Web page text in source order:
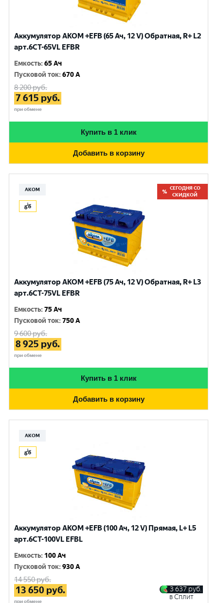
Аккумулятор AKOM +EFB (65 Ач, 12 V) Обратная, R+ L2
арт.6CT-65VL EFBR
Емкость:65 Ач
Пусковой ток:670 A
8 200руб.
7 615 руб.
при обмене
Купить в 1 клик
Добавить в корзину
АКОМ
СЕГОДНЯ СО
СКИДКОЙ
Аккумулятор AKOM +EFB (75 Ач, 12 V) Обратная, R+ L3
арт.6СТ-75VL EFBR
Емкость:75 Ач
Пусковой ток:750 A
9 600руб.
8 925 руб.
при обмене
Купить в 1 клик
Добавить в корзину
АКОМ
Аккумулятор AKOM +EFB (100 Ач, 12 V) Прямая, L+ L5
арт.6СТ-100VL EFBL
Емкость: 100 Ач
Пусковой ток:930 A
14 550руб.
13 650 руб.
при обмене
3 637 руб.
в Сплит